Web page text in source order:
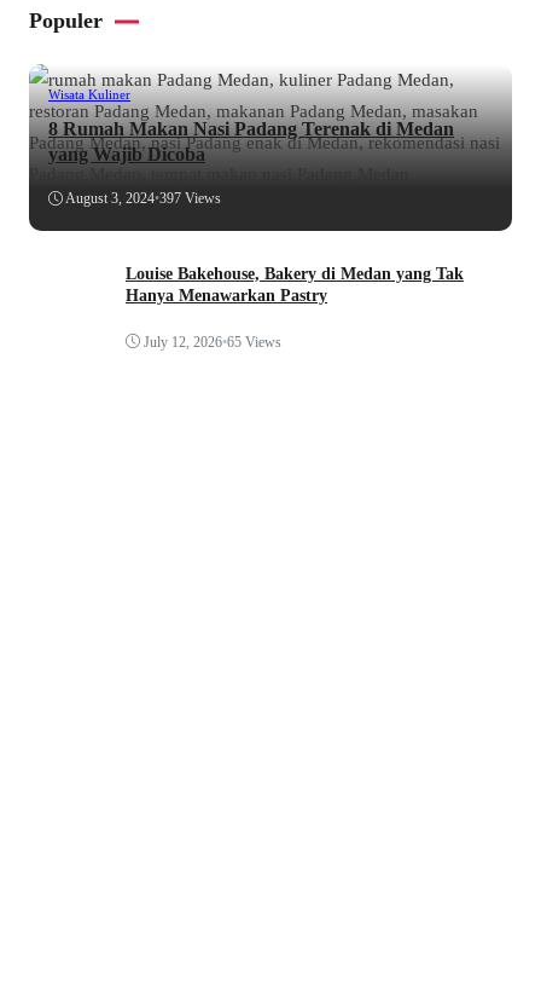
Populer
Wisata Kuliner
8 Rumah Makan Nasi Padang Terenak di Medan
yang Wajib Dicoba
August 3, 2024•397 Views
Louise Bakehouse, Bakery di Medan yang Tak
Hanya Menawarkan Pastry
July 12, 2026•65 Views